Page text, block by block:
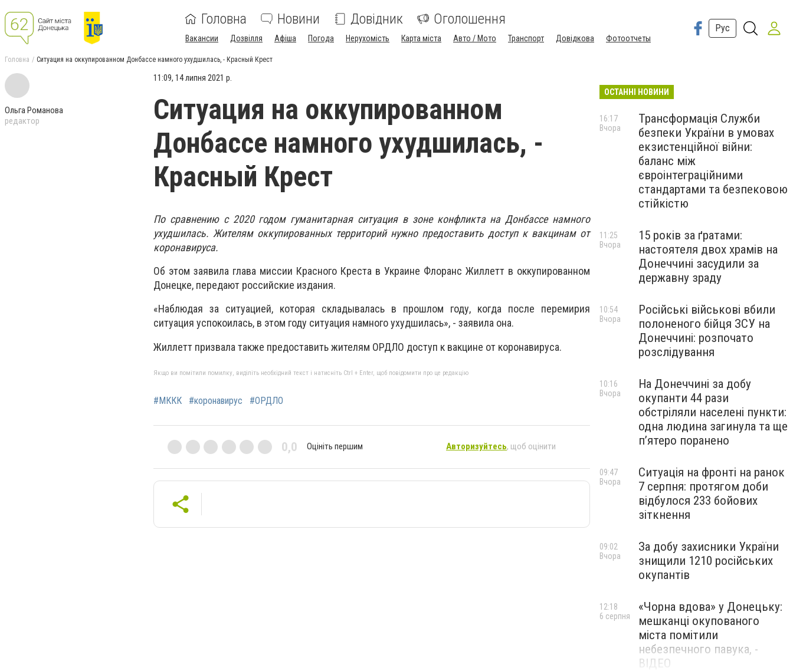
Головна Новини Довідник Оголошення
Вакансии Дозвілля Афіша Погода Нерухомість Карта міста Авто / Мото Транспорт Довідкова Фотоотчеты
Рус
Головна Ситуация на оккупированном Донбассе намного ухудшилась, - Красный Крест
Ольга Романова
редактор
11:09, 14 липня 2021 р.
Ситуация на оккупированном
Донбассе намного ухудшилась, -
Красный Крест
По сравнению с 2020 годом гуманитарная ситуация в зоне конфликта на Донбассе намного
ухудшилась. Жителям оккупированных территорий нужно предоставить доступ к вакцинам от
коронавируса.
Об этом заявила глава миссии Красного Креста в Украине Флоранс Жиллетт в оккупированном
Донецке, передают российские издания.
«Наблюдая за ситуацией, которая складывалась в прошлом году, когда после перемирия
ситуация успокоилась, в этом году ситуация намного ухудшилась», - заявила она.
Жиллетт призвала также предоставить жителям ОРДЛО доступ к вакцине от коронавируса.
Якщо ви помітили помилку, виділіть необхідний текст і натисніть Ctrl + Enter, щоб повідомити про це редакцію
#МККК #коронавирус #ОРДЛО
0,0 Оцініть першим Авторизуйтесь, щоб оцінити
ОСТАННІ НОВИНИ
Трансформація Служби
безпеки України в умовах
екзистенційної війни:
баланс між
євроінтеграційними
стандартами та безпековою
стійкістю
16:17
Вчора
15 років за ґратами:
настоятеля двох храмів на
Донеччині засудили за
державну зраду
11:25
Вчора
Російські військові вбили
полоненого бійця ЗСУ на
Донеччині: розпочато
розслідування
10:54
Вчора
На Донеччині за добу
окупанти 44 рази
обстріляли населені пункти:
одна людина загинула та ще
пʼятеро поранено
10:16
Вчора
Ситуація на фронті на ранок
7 серпня: протягом доби
відбулося 233 бойових
зіткнення
09:47
Вчора
За добу захисники України
знищили 1210 російських
окупантів
09:02
Вчора
«Чорна вдова» у Донецьку:
мешканці окупованого
міста помітили
небезпечного павука, -
ВІДЕО
12:18
6 серпня